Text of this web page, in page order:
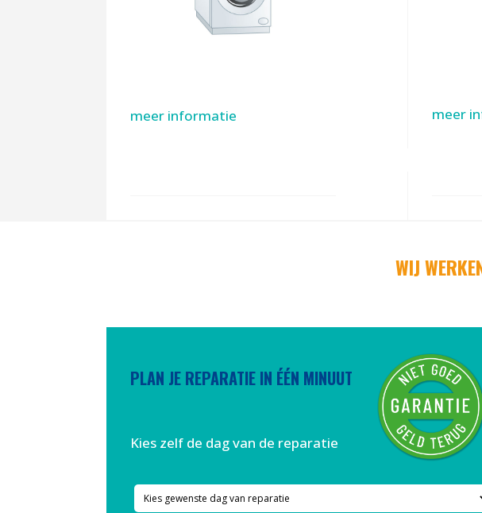
meer informatie meer
WIJ
PLAN JE REPARATIE IN ÉÉN MINUUT
Kies zelf de dag van de reparatie